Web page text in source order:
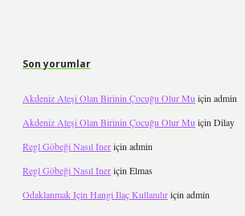
Son yorumlar
Akdeniz Ateşi Olan Birinin Çocuğu Olur Mu için admin
Akdeniz Ateşi Olan Birinin Çocuğu Olur Mu için Dilay
Regl Göbeği Nasıl Ineriçin admin
Regl Göbeği Nasıl Ineriçin Elmas
Odaklanmak Için Hangi Ilaç Kullanılıriçin admin